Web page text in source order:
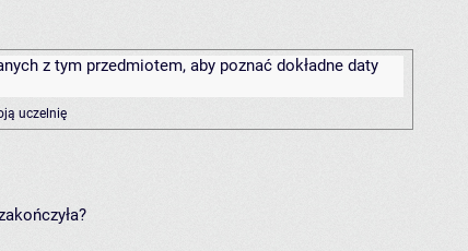
z tym przedmiotem, aby poznać dokładne daty
uczelnię